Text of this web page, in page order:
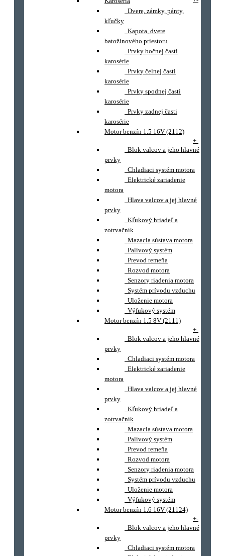
Dvere, zámky, pánty,
kľučky
Kapota, dvere
batožinového priestoru
Prvky bočnej časti
karosérie
Prvky čelnej časti
karosérie
Prvky spodnej časti
karosérie
Prvky zadnej časti
karosérie
Motor benzín 1.5 16V (2112)
+-
Blok valcov a jeho hlavné
prvky
Chladiaci systém motora
Elektrické zariadenie
motora
Hlava valcov a jej hlavné
prvky
Kľukový hriadeľ a
zotrvačník
Mazacia sústava motora
Palivový systém
Prevod remeňa
Rozvod motora
Senzory riadenia motora
Systém prívodu vzduchu
Uloženie motora
Výfukový systém
Motor benzín 1.5 8V (2111)
+-
Blok valcov a jeho hlavné
prvky
Chladiaci systém motora
Elektrické zariadenie
motora
Hlava valcov a jej hlavné
prvky
Kľukový hriadeľ a
zotrvačník
Mazacia sústava motora
Palivový systém
Prevod remeňa
Rozvod motora
Senzory riadenia motora
Systém prívodu vzduchu
Uloženie motora
Výfukový systém
Motor benzín 1.6 16V (21124)
+-
Blok valcov a jeho hlavné
prvky
Chladiaci systém motora